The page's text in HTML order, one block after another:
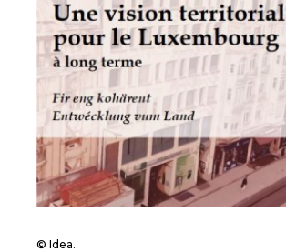
© Idea.